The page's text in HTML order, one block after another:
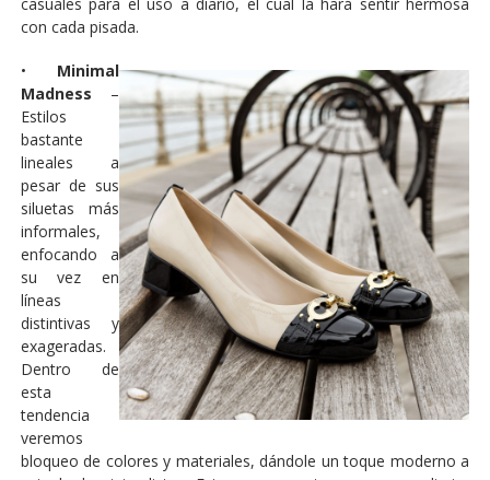
con cada pisada.
• Minimal
Madness –
Estilos
bastante
lineales a
pesar de sus
siluetas más
informales,
enfocando a
su vez en
líneas
distintivas y
exageradas.
Dentro de
esta
tendencia
veremos
bloqueo de colores y materiales, dándole un toque moderno a